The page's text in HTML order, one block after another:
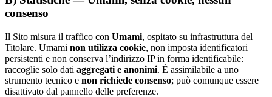
consenso
Il Sito misura il traffico con Umami, ospitato su infrastruttura del
Titolare. Umami non utilizza cookie, non imposta identificatori
persistenti e non conserva l’indirizzo IP in forma identificabile:
raccoglie solo dati aggregati e anonimi. È assimilabile a uno
strumento tecnico e non richiede consenso; può comunque essere
disattivato dal pannello delle preferenze.